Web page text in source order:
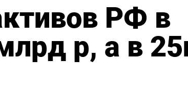
РФ в
р, а в